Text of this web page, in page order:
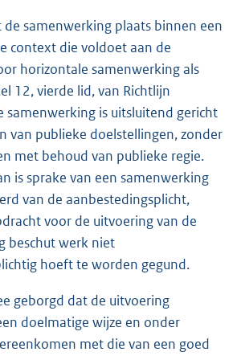
de samenwerking plaats binnen een
context die voldoet aan de
horizontale samenwerking als
12, vierde lid, van Richtlijn
samenwerking is uitsluitend gericht
van publieke doelstellingen, zonder
met behoud van publieke regie.
is sprake van een samenwerking
van de aanbestedingsplicht,
voor de uitvoering van de
beschut werk niet
hoeft te worden gegund.
geborgd dat de uitvoering
doelmatige wijze en onder
met die van een goed